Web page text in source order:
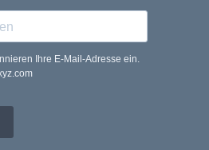
Ihre E-Mail-Adresse ein.